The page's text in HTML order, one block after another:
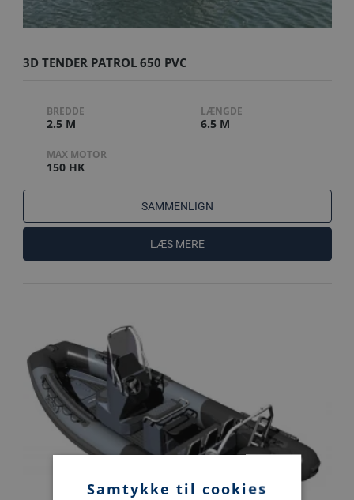
3D TENDER PATROL 650 PVC
BREDDE
2.5 M
LÆNGDE
6.5 M
MAX MOTOR
150 HK
SAMMENLIGN
LÆS MERE
Samtykke til cookies